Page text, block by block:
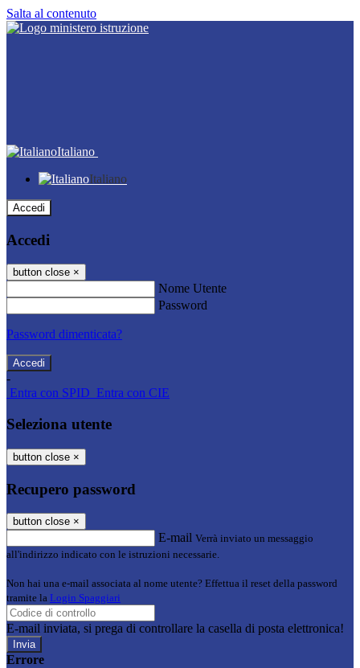
Salta al contenuto
Italiano
Italiano
Accedi
Accedi
button close ×
Nome Utente
Password
Password dimenticata?
-
Entra con SPID Entra con CIE
Seleziona utente
button close ×
Recupero password
button close ×
E-mail Verrà inviato un messaggio
all'indirizzo indicato con le istruzioni necessarie.
Non hai una e-mail associata al nome utente? Effettua il reset della password
tramite la Login Spaggiari
E-mail inviata, si prega di controllare la casella di posta elettronica!
Errore